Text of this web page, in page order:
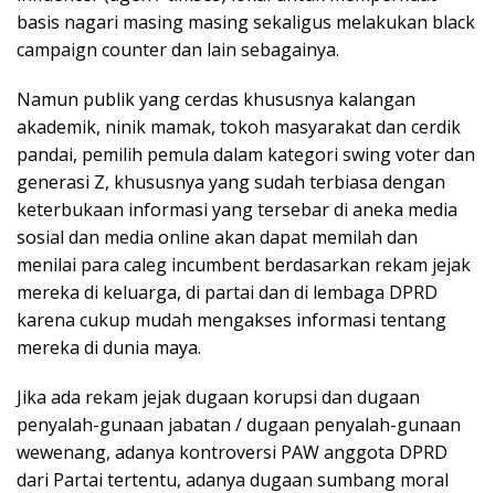
basis nagari masing masing sekaligus melakukan black
campaign counter dan lain sebagainya.
Namun publik yang cerdas khususnya kalangan
akademik, ninik mamak, tokoh masyarakat dan cerdik
pandai, pemilih pemula dalam kategori swing voter dan
generasi Z, khususnya yang sudah terbiasa dengan
keterbukaan informasi yang tersebar di aneka media
sosial dan media online akan dapat memilah dan
menilai para caleg incumbent berdasarkan rekam jejak
mereka di keluarga, di partai dan di lembaga DPRD
karena cukup mudah mengakses informasi tentang
mereka di dunia maya.
Jika ada rekam jejak dugaan korupsi dan dugaan
penyalah-gunaan jabatan / dugaan penyalah-gunaan
wewenang, adanya kontroversi PAW anggota DPRD
dari Partai tertentu, adanya dugaan sumbang moral